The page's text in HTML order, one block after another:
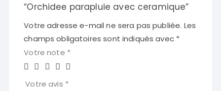
“Orchidee parapluie avec ceramique”
Votre adresse e-mail ne sera pas publiée. Les
champs obligatoires sont indiqués avec *
Votre note *
Votre avis *